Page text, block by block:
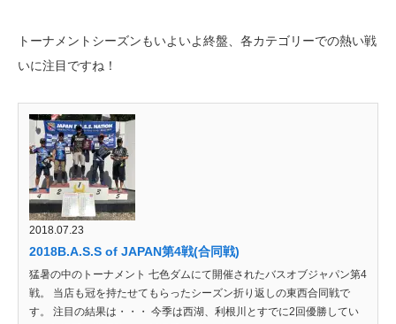
トーナメントシーズンもいよいよ終盤、各カテゴリーでの熱い戦
いに注目ですね！
2018.07.23
2018B.A.S.S of JAPAN第4戦(合同戦)
猛暑の中のトーナメント 七色ダムにて開催されたバスオブジャパン第4
戦。 当店も冠を持たせてもらったシーズン折り返しの東西合同戦で
す。 注目の結果は・・・ 今季は西湖、利根川とすでに2回優勝してい